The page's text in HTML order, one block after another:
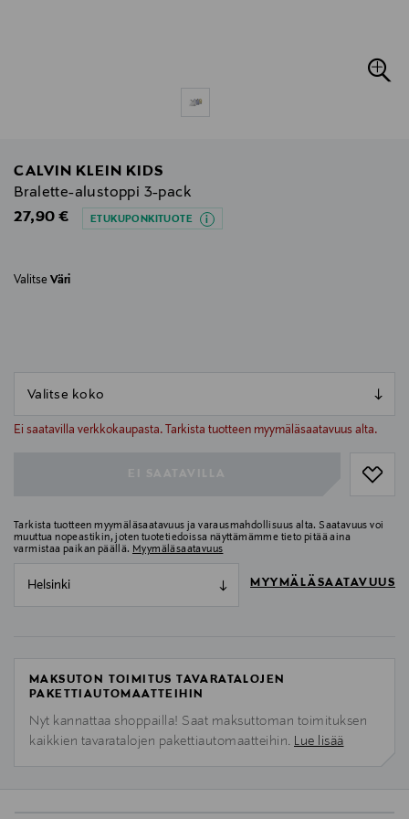
CALVIN KLEIN KIDS
Bralette-alustoppi 3-pack
Original Price
27,90 € ETUKUPONKITUOTE
Valitse Väri
Ei saatavilla verkkokaupasta. Tarkista tuotteen myymäläsaatavuus alta.
null
Tarkista tuotteen myymäläsaatavuus ja varausmahdollisuus alta. Saatavuus voi
muuttua nopeastikin, joten tuotetiedoissa näyttämämme tieto pitää aina
varmistaa paikan päällä. Myymäläsaatavuus
Helsinki MYYMÄLÄSAATAVUUS
MAKSUTON TOIMITUS TAVARATALOJEN
PAKETTIAUTOMAATTEIHIN
Nyt kannattaa shoppailla! Saat maksuttoman toimituksen
kaikkien tavaratalojen pakettiautomaatteihin. Lue lisää